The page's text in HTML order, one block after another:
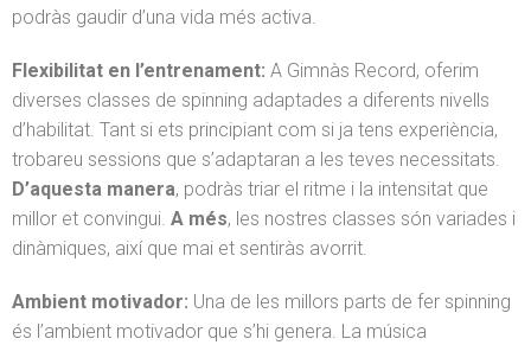
podràs gaudir d’una vida més activa.
Flexibilitat en l’entrenament: A Gimnàs Record, oferim
diverses classes de spinning adaptades a diferents nivells
d’habilitat. Tant si ets principiant com si ja tens experiència,
trobareu sessions que s’adaptaran a les teves necessitats.
D’aquesta manera, podràs triar el ritme i la intensitat que
millor et convingui. A més, les nostres classes són variades i
dinàmiques, així que mai et sentiràs avorrit.
Ambient motivador: Una de les millors parts de fer spinning
és l’ambient motivador que s’hi genera. La música